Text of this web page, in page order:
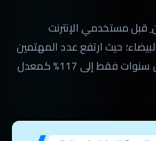
مستخدمي الإنترنت
حيث ارتفع عدد المهتمين
في العالم في آخر خمس سنوات فقط إلى 117% كمعدل